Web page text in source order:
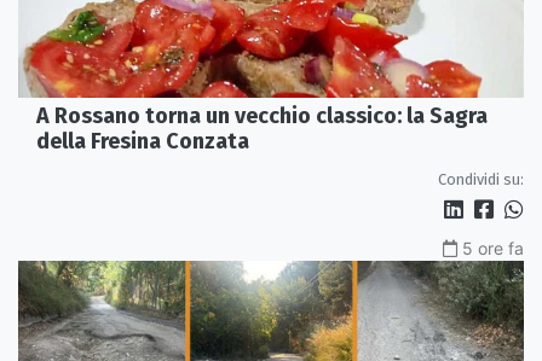
A Rossano torna un vecchio classico: la Sagra
della Fresina Conzata
Condividi su:
5 ore fa